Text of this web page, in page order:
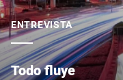
ENTREVISTA
Todo fluye